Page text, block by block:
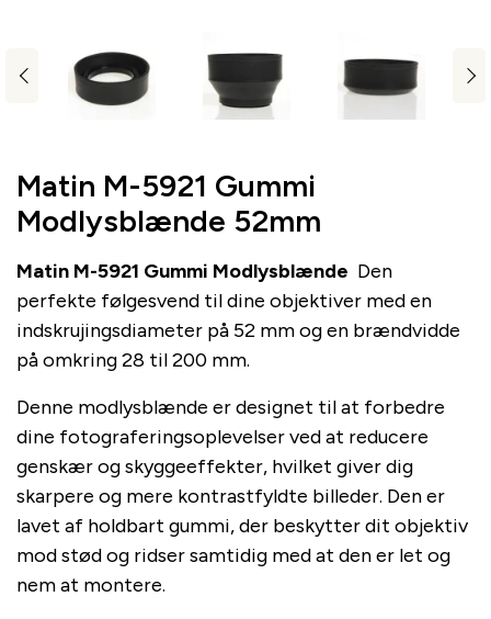
Matin M-5921 Gummi
Modlysblænde 52mm
Matin M-5921 Gummi Modlysblænde Den
perfekte følgesvend til dine objektiver med en
indskrujingsdiameter på 52 mm og en brændvidde
på omkring 28 til 200 mm.
Denne modlysblænde er designet til at forbedre
dine fotograferingsoplevelser ved at reducere
genskær og skyggeeffekter, hvilket giver dig
skarpere og mere kontrastfyldte billeder. Den er
lavet af holdbart gummi, der beskytter dit objektiv
mod stød og ridser samtidig med at den er let og
nem at montere.